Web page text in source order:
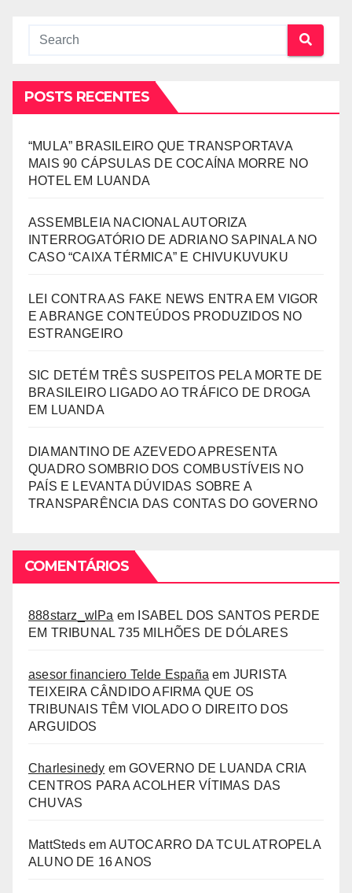
POSTS RECENTES
“MULA” BRASILEIRO QUE TRANSPORTAVA
MAIS 90 CÁPSULAS DE COCAÍNA MORRE NO
HOTEL EM LUANDA
ASSEMBLEIA NACIONAL AUTORIZA
INTERROGATÓRIO DE ADRIANO SAPINALA NO
CASO “CAIXA TÉRMICA” E CHIVUKUVUKU
LEI CONTRA AS FAKE NEWS ENTRA EM VIGOR
E ABRANGE CONTEÚDOS PRODUZIDOS NO
ESTRANGEIRO
SIC DETÉM TRÊS SUSPEITOS PELA MORTE DE
BRASILEIRO LIGADO AO TRÁFICO DE DROGA
EM LUANDA
DIAMANTINO DE AZEVEDO APRESENTA
QUADRO SOMBRIO DOS COMBUSTÍVEIS NO
PAÍS E LEVANTA DÚVIDAS SOBRE A
TRANSPARÊNCIA DAS CONTAS DO GOVERNO
COMENTÁRIOS
888starz_wlPa em ISABEL DOS SANTOS PERDE
EM TRIBUNAL 735 MILHÕES DE DÓLARES
asesor financiero Telde España em JURISTA
TEIXEIRA CÂNDIDO AFIRMA QUE OS
TRIBUNAIS TÊM VIOLADO O DIREITO DOS
ARGUIDOS
Charlesinedy emGOVERNO DE LUANDA CRIA
CENTROS PARA ACOLHER VÍTIMAS DAS
CHUVAS
MattStedsem AUTOCARRO DA TCUL ATROPELA
ALUNO DE 16 ANOS